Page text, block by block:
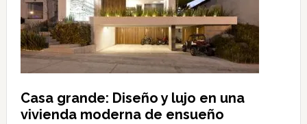
Casa grande: Diseño y lujo en una
vivienda moderna de ensueño